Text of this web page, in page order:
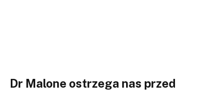
Dr Malone ostrzega nas przed